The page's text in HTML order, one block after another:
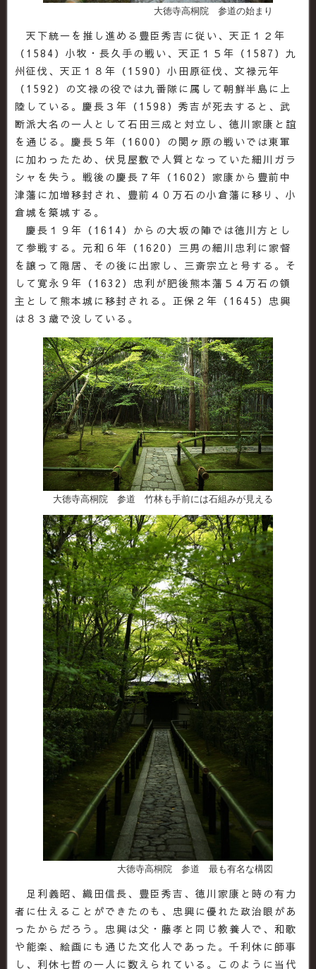
大徳寺高桐院 参道の始まり
天下統一を推し進める豊臣秀吉に従い、天正１２年
（1584）小牧・長久手の戦い、天正１５年（1587）九
州征伐、天正１８年（1590）小田原征伐、文禄元年
（1592）の文禄の役では九番隊に属して朝鮮半島に上
陸している。慶長３年（1598）秀吉が死去すると、武
断派大名の一人として石田三成と対立し、徳川家康と誼
を通じる。慶長５年（1600）の関ヶ原の戦いでは東軍
に加わったため、伏見屋敷で人質となっていた細川ガラ
シャを失う。戦後の慶長７年（1602）家康から豊前中
津藩に加増移封され、豊前４０万石の小倉藩に移り、小
倉城を築城する。
慶長１９年（1614）からの大坂の陣では徳川方とし
て参戦する。元和６年（1620）三男の細川忠利に家督
を譲って隠居、その後に出家し、三斎宗立と号する。そ
して寛永９年（1632）忠利が肥後熊本藩５４万石の領
主として熊本城に移封される。正保２年（1645）忠興
は８３歳で没している。
大徳寺高桐院 参道 竹林も手前には石組みが見える
大徳寺高桐院 参道 最も有名な構図
足利義昭、織田信長、豊臣秀吉、徳川家康と時の有力
者に仕えることができたのも、忠興に優れた政治眼があ
ったからだろう。忠興は父・藤孝と同じ教養人で、和歌
や能楽、絵画にも通じた文化人であった。千利休に師事
し、利休七哲の一人に数えられている。このように当代